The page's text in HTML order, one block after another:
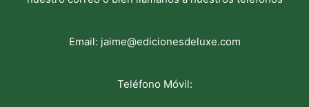
Email: jaime@edicionesdeluxe.com
Teléfono Móvil: